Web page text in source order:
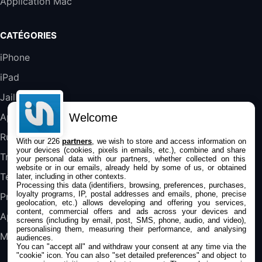
Blanc
45,98€
CATÉGORIES
iPhone
iPad
Jailbreak
Applications
Rumeurs
Trucs & astuces
Tests
Promos
Apple
Mac
Welcome
With our 226partners , we wish to store and access information on
your devices (cookies, pixels in emails, etc.), combine and share
your personal data with our partners, whether collected on this
website or in our emails, already held by some of us, or obtained
later, including in other contexts.
Processing this data (identifiers, browsing, preferences, purchases,
loyalty programs, IP, postal addresses and emails, phone, precise
geolocation, etc.) allows developing and offering you services,
content, commercial offers and ads across your devices and
screens (including by email, post, SMS, phone, audio, and video),
personalising them, measuring their performance, and analysing
audiences.
You can "accept all" and withdraw your consent at any time via the
"cookie" icon. You can also "set detailed preferences" and object to